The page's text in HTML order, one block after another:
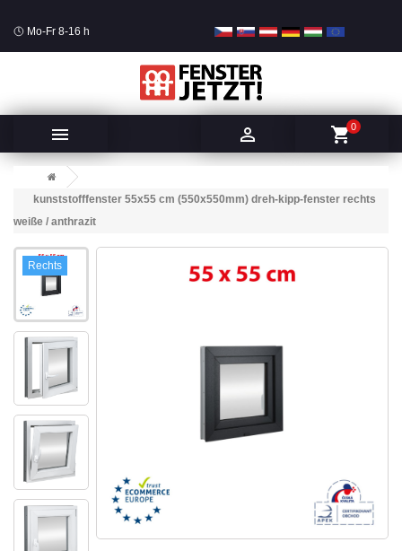
Mo-Fr 8-16 h
  shopping_cart0
kunststofffenster 55x55 cm (550x550mm) dreh-kipp-fenster rechts
weiße / anthrazit
Rechts